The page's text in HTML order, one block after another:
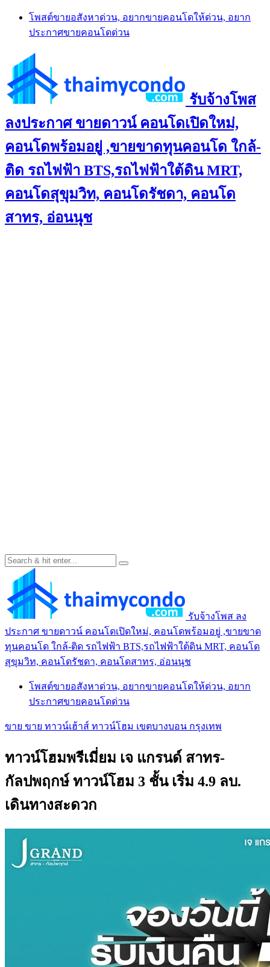
Skip
content
โพสต์ขายอสังหาด่วน, อยากขายคอนโดให้ด่วน, อยาก
ประกาศขายคอนโดด่วน
รับจ้างโพส
ลงประกาศ ขายดาวน์ คอนโดเปิดใหม่,
คอนโดพร้อมอยู่ ,ขายขาดทุนคอนโด ใกล้-
ติด รถไฟฟ้า BTS,รถไฟฟ้าใต้ดิน MRT,
คอนโดสุขุมวิท, คอนโดรัชดา, คอนโด
สาทร, อ่อนนุช
รับจ้างโพส ลง
ประกาศ ขายดาวน์ คอนโดเปิดใหม่, คอนโดพร้อมอยู่ ,ขายขาด
ทุนคอนโด ใกล้-ติด รถไฟฟ้า BTS,รถไฟฟ้าใต้ดิน MRT, คอนโด
สุขุมวิท, คอนโดรัชดา, คอนโดสาทร, อ่อนนุช
โพสต์ขายอสังหาด่วน, อยากขายคอนโดให้ด่วน, อยาก
ประกาศขายคอนโดด่วน
ขาย ขาย ทาวน์เฮ้าส์ ทาวน์โฮม เขตบางบอน กรุงเทพ
ทาวน์โฮมพรีเมี่ยม เจ แกรนด์ สาทร-
กัลปพฤกษ์ ทาวน์โฮม 3 ชั้น เริ่ม 4.9 ลบ.
เดินทางสะดวก